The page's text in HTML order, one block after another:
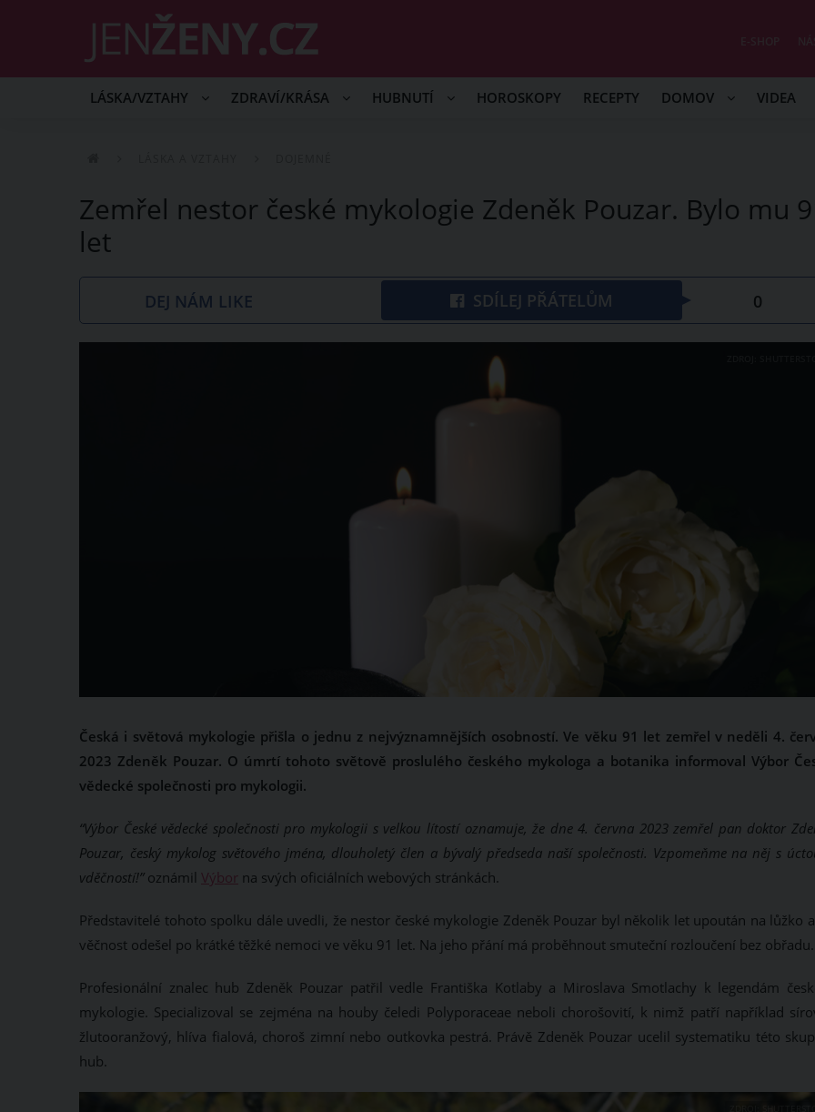
LÁSKA/VZTAHY ZDRAVÍ/KRÁSA HUBNUTÍ HOROSKOPY RECEPTY DOMOV VIDEA
Zemřel nestor české mykologie Zdeněk Pouzar. Bylo mu
let
DEJ NÁM LIKE SDÍLEJ PŘÁTELŮM 0
Česká i světová mykologie přišla o jednu z nejvýznamnějších osobností. Ve věku 91 let zemřel v neděli 4.
2023 Zdeněk Pouzar. O úmrtí tohoto světově proslulého českého mykologa a botanika informoval Výbor
vědecké společnosti pro mykologii.
“Výbor České vědecké společnosti pro mykologii s velkou lítostí oznamuje, že dne 4. června 2023 zemřel pan doktor
Pouzar, český mykolog světového jména, dlouholetý člen a bývalý předseda naší společnosti. Vzpomeňme na něj s
vděčností!”oznámil Výbor na svých oficiálních webových stránkách.
Představitelé tohoto spolku dále uvedli, že nestor české mykologie Zdeněk Pouzar byl několik let upoután na lůžko
věčnost odešel po krátké těžké nemoci ve věku 91 let. Na jeho přání má proběhnout smuteční rozloučení bez obřadu.
Profesionální znalec hub Zdeněk Pouzar patřil vedle Františka Kotlaby a Miroslava Smotlachy k legendám
mykologie. Specializoval se zejména na houby čeledi Polyporaceae neboli chorošovití, k nimž patří například
žlutooranžový, hlíva fialová, choroš zimní nebo outkovka pestrá. Právě Zdeněk Pouzar ucelil systematiku této
hub.